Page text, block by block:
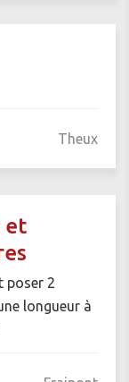
Theux
et
poser 2
longueur à